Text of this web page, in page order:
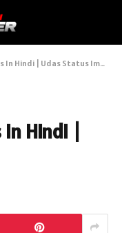
Hindi | Udas Status Images
Hindi |